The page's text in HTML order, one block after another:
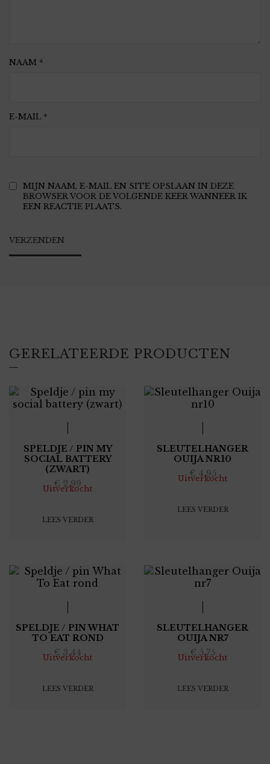
NAAM *
E-MAIL *
MIJN NAAM, E-MAIL EN SITE OPSLAAN IN DEZE
BROWSER VOOR DE VOLGENDE KEER WANNEER IK
EEN REACTIE PLAATS.
GERELATEERDE PRODUCTEN
SPELDJE / PIN MY
SOCIAL BATTERY
(ZWART)
€ 2,99
Uitverkocht
LEES VERDER
SLEUTELHANGER
OUIJA NR10
€ 4,95
Uitverkocht
LEES VERDER
SPELDJE / PIN WHAT
TO EAT ROND
€ 3,44
Uitverkocht
LEES VERDER
SLEUTELHANGER
OUIJA NR7
€ 5,75
Uitverkocht
LEES VERDER